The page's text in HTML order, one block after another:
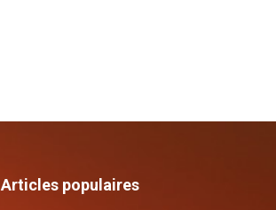
Articles populaires